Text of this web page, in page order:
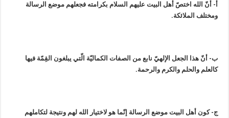
أ- أنّ الله اختصّ أهل البيت عليهم السلام بكرامته فجعلهم موضع الرسالة
ومختلف الملائكة.
ب- أنّ هذا الجعل الإلهيّ نابع من الصفات الكماليّة الّتي يبلغون القِمّة فيها
كالعلم والحلم والكرم والرحمة.
ج- كون أهل البيت موضع الرسالة إنّما هو لاختيار الله لهم ونتيجة لتكاملهم